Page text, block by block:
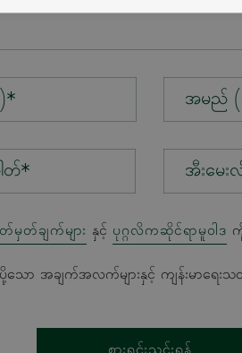
အမည်
အီးမေ
တ်ချက်များ နှင့် ပုဂ္ဂလိကဆိုင်ရာမူဝါဒ
သော အချက်အလက်များနှင့် ကျန်းမာရေးသ